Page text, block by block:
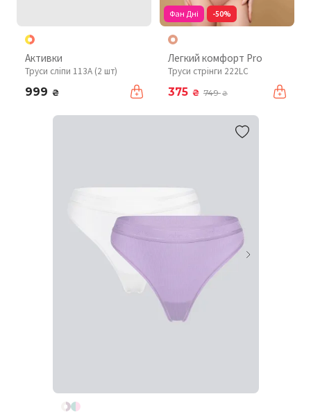
Активки
Труси сліпи 113A (2 шт)
999 ₴
Фан Дні -50%
Легкий комфорт Pro
Труси стрінги 222LC
375 ₴ 749₴